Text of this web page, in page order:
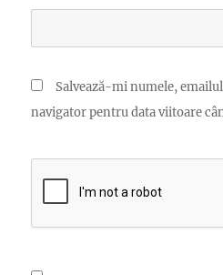
Salvează-mi numele,
navigator pentru data viitoare